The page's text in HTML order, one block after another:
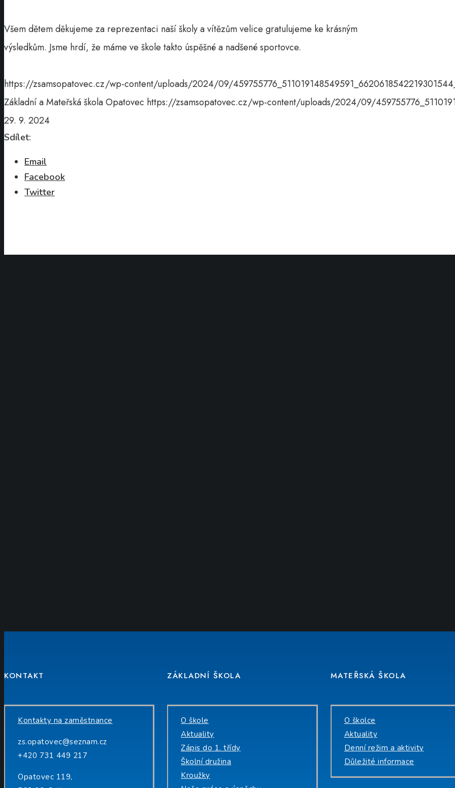
Všem dětem děkujeme za reprezentaci naší školy a vítězům velice gratulujeme ke krásným
výsledkům. Jsme hrdí, že máme ve škole takto úspěšné a nadšené sportovce.
https://zsamsopatovec.cz/wp-content/uploads/2024/09/
Základní a Mateřská škola Opatovec https://zsamsopatovec.cz/wp-content/uploads/2024/09/
29. 9. 2024
Sdílet:
Email
Facebook
Twitter
KONTAKT
Kontakty na zaměstnance
zs.opatovec@seznam.cz
+420 731 449 217
Opatovec 119,
ZÁKLADNÍ ŠKOLA
O škole
Aktuality
Zápis do 1. třídy
Školní družina
Kroužky
MATEŘSKÁ ŠKOLA
O školce
Aktuality
Denní režim a aktivity
Důležité informace